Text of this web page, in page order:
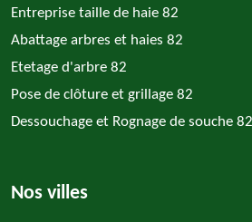
Entreprise taille de haie 82
Abattage arbres et haies 82
Etetage d'arbre 82
Pose de clôture et grillage 82
Dessouchage et Rognage de souche 82
Nos villes